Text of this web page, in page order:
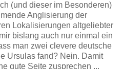
(und dieser im Besonderen)
Anglisierung der
Lokalisierungen altgeliebter
bislang auch nur einmal ein
man zwei clevere deutsche
Ursulas fand? Nein. Damit
gute Seite zusprechen ...